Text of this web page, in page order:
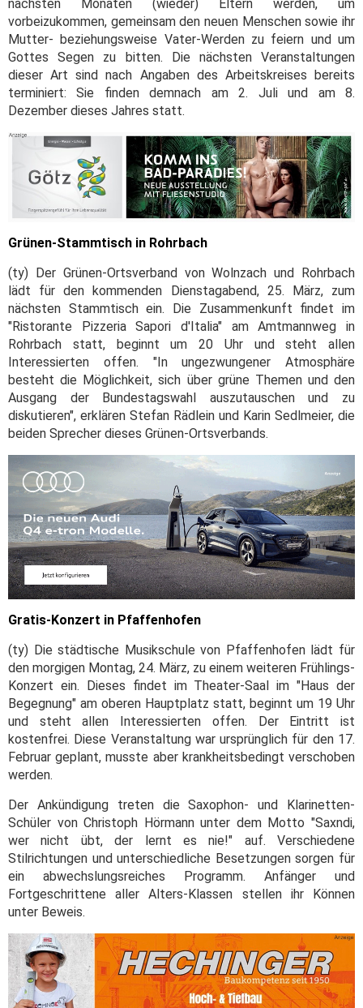
nächsten Monaten (wieder) Eltern werden, um
vorbeizukommen, gemeinsam den neuen Menschen sowie ihr
Mutter- beziehungsweise Vater-Werden zu feiern und um
Gottes Segen zu bitten. Die nächsten Veranstaltungen
dieser Art sind nach Angaben des Arbeitskreises bereits
terminiert: Sie finden demnach am 2. Juli und am 8.
Dezember dieses Jahres statt.
Grünen-Stammtisch in Rohrbach
(ty) Der Grünen-Ortsverband von Wolnzach und Rohrbach
lädt für den kommenden Dienstagabend, 25. März, zum
nächsten Stammtisch ein. Die Zusammenkunft findet im
"Ristorante Pizzeria Sapori d'Italia" am Amtmannweg in
Rohrbach statt, beginnt um 20 Uhr und steht allen
Interessierten offen. "In ungezwungener Atmosphäre
besteht die Möglichkeit, sich über grüne Themen und den
Ausgang der Bundestagswahl auszutauschen und zu
diskutieren", erklären Stefan Rädlein und Karin Sedlmeier, die
beiden Sprecher dieses Grünen-Ortsverbands.
Gratis-Konzert in Pfaffenhofen
(ty) Die städtische Musikschule von Pfaffenhofen lädt für
den morgigen Montag, 24. März, zu einem weiteren Frühlings-
Konzert ein. Dieses findet im Theater-Saal im "Haus der
Begegnung" am oberen Hauptplatz statt, beginnt um 19 Uhr
und steht allen Interessierten offen. Der Eintritt ist
kostenfrei. Diese Veranstaltung war ursprünglich für den 17.
Februar geplant, musste aber krankheitsbedingt verschoben
werden.
Der Ankündigung treten die Saxophon- und Klarinetten-
Schüler von Christoph Hörmann unter dem Motto "Saxndi,
wer nicht übt, der lernt es nie!" auf. Verschiedene
Stilrichtungen und unterschiedliche Besetzungen sorgen für
ein abwechslungsreiches Programm. Anfänger und
Fortgeschrittene aller Alters-Klassen stellen ihr Können
unter Beweis.